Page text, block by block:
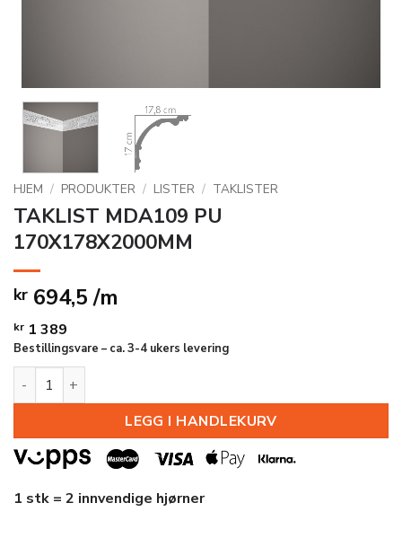
HJEM / PRODUKTER / LISTER / TAKLISTER
TAKLIST MDA109 PU
170X178X2000MM
kr 694,5 /m
kr 1 389
Bestillingsvare – ca. 3-4 ukers levering
TAKLIST MDA109 PU 170X178X2000MM antall
LEGG I HANDLEKURV
1 stk = 2 innvendige hjørner